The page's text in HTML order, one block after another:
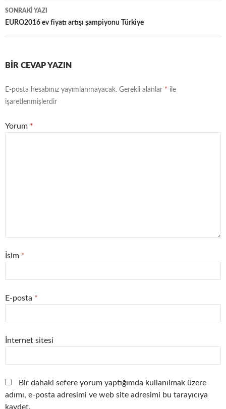
SONRAKI YAZI
EURO2016 ev fiyatı artışı şampiyonu Türkiye
BIR CEVAP YAZIN
E-posta hesabınız yayımlanmayacak. Gerekli alanlar * ile
işaretlenmişlerdir
Yorum *
İsim *
E-posta *
İnternet sitesi
Bir dahaki sefere yorum yaptığımda kullanılmak üzere
adımı, e-posta adresimi ve web site adresimi bu tarayıcıya
kaydet.